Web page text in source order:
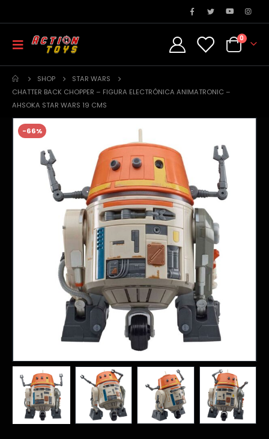
0
SHOP
STAR WARS
CHATTER BACK CHOPPER – FIGURA ELECTRÓNICA ANIMATRONIC –
AHSOKA STAR WARS 19 CMS
-66%